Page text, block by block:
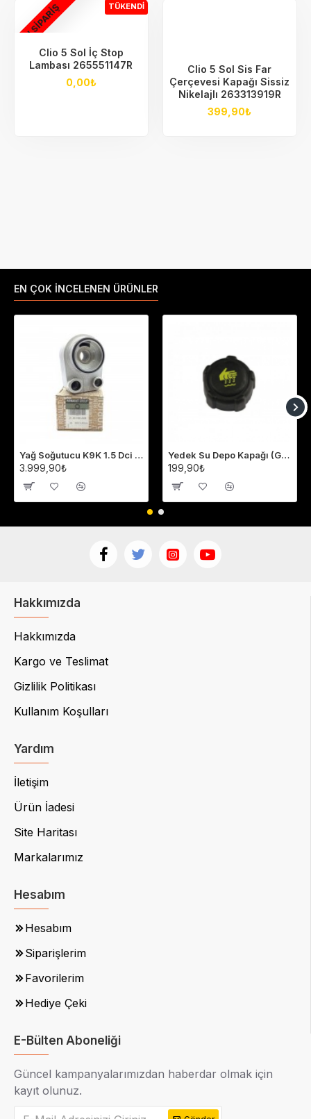
TÜKENDI
ÖN SIPARIŞ
Clio 5 Sol İç Stop
Lambası 265551147R
0,00₺
Clio 5 Sol Sis Far
Çerçevesi Kapağı Sissiz
Nikelajlı 263313919R
399,90₺
EN ÇOK İNCELENEN ÜRÜNLER
Yağ Soğutucu K9K 1.5 Dci Megane 2-3 Fluence Clio 4 Laguna 3 213059324R
3.999,90₺
Yedek Su Depo Kapağı (Genleşme Kavanozu Kapağı) 8200048024
199,90₺
Hakkımızda
Hakkımızda
Kargo ve Teslimat
Gizlilik Politikası
Kullanım Koşulları
Yardım
İletişim
Ürün İadesi
Site Haritası
Markalarımız
Hesabım
Hesabım
Siparişlerim
Favorilerim
Hediye Çeki
E-Bülten Aboneliği
Güncel kampanyalarımızdan haberdar olmak için
kayıt olunuz.